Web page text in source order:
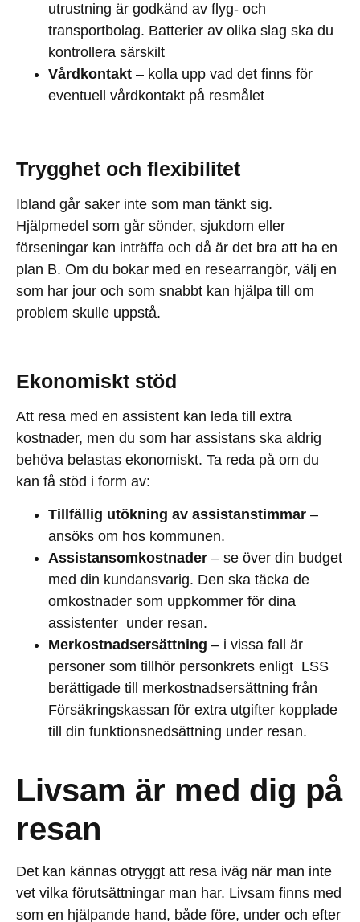
utrustning är godkänd av flyg- och
transportbolag. Batterier av olika slag ska du
kontrollera särskilt
Vårdkontakt – kolla upp vad det finns för
eventuell vårdkontakt på resmålet
Trygghet och flexibilitet
Ibland går saker inte som man tänkt sig.
Hjälpmedel som går sönder, sjukdom eller
förseningar kan inträffa och då är det bra att ha en
plan B. Om du bokar med en researrangör, välj en
som har jour och som snabbt kan hjälpa till om
problem skulle uppstå.
Ekonomiskt stöd
Att resa med en assistent kan leda till extra
kostnader, men du som har assistans ska aldrig
behöva belastas ekonomiskt. Ta reda på om du
kan få stöd i form av:
Tillfällig utökning av assistanstimmar –
ansöks om hos kommunen.
Assistansomkostnader – se över din budget
med din kundansvarig. Den ska täcka de
omkostnader som uppkommer för dina
assistenter under resan.
Merkostnadsersättning – i vissa fall är
personer som tillhör personkrets enligt LSS
berättigade till merkostnadsersättning från
Försäkringskassan för extra utgifter kopplade
till din funktionsnedsättning under resan.
Livsam är med dig på
resan
Det kan kännas otryggt att resa iväg när man inte
vet vilka förutsättningar man har. Livsam finns med
som en hjälpande hand, både före, under och efter